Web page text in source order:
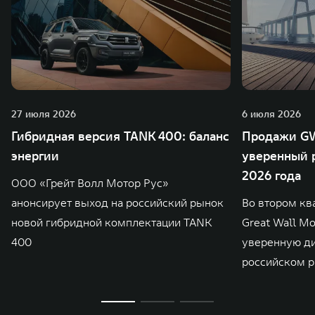
27 июля 2026
Гибридная версия TANK 400: баланс
энергии
ООО «Грейт Волл Мотор Рус»
анонсирует выход на российский рынок
новой гибридной комплектации TANK
400
6 июля 2026
Продажи
уверенный
2026 года
Во втором
Great Wall
уверенную
российском